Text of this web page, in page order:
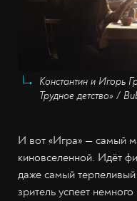
Константин и Игорь
Трудное детство» /
И вот «Игра» — самый
киновселенной. Идёт
даже самый терпеливый
зритель успеет